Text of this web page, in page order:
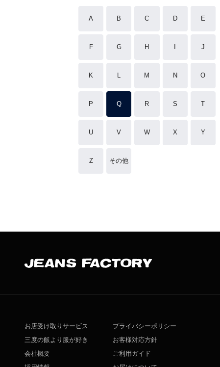
A B C D E
F G H J
K L M N O
P Q R S T
U V W X Y
Z その他
お店受け取りサービス
三度の飯より服が好き
会社概要
プライバシーポリシー
お客様対応方針
ご利用ガイド